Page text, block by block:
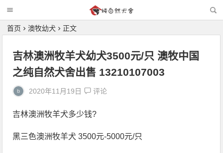
首页 澳牧幼犬 正文
吉林澳洲牧羊犬幼犬3500元/只 澳牧中国
之纯自然犬舍出售 13210107003
2020年11月19日 评论
吉林澳洲牧羊犬多少钱?
黑三色澳洲牧羊犬 3500元-5000元/只